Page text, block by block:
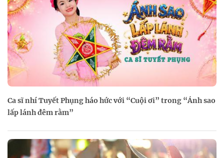
Ca sĩ nhí Tuyết Phụng háo hức với “Cuội ơi” trong “Ánh sao
lấp lánh đêm rằm”